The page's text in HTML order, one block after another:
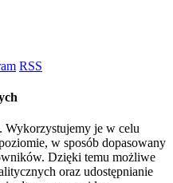
RSS
Wykorzystujemy je w celu
w sposób dopasowany
Dzięki temu możliwe
oraz udostępnianie